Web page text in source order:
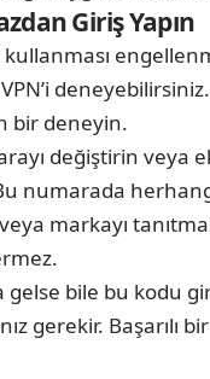
Giriş Yapın
kullanması
bir deneyin.
değiştirin veya
numarada
markayı
bile bu kodu
gerekir. Başarılı